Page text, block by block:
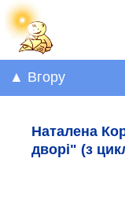
▲ Вгору
Наталена
дворі" (з